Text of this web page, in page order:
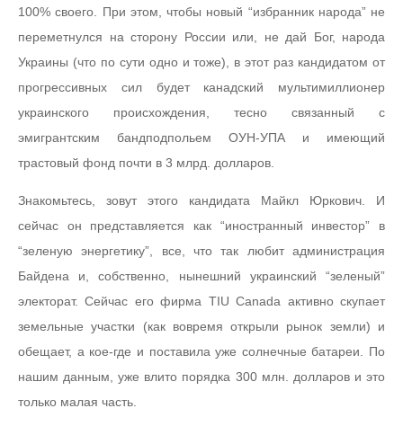
100% своего. При этом, чтобы новый “избранник народа” не
переметнулся на сторону России или, не дай Бог, народа
Украины (что по сути одно и тоже), в этот раз кандидатом от
прогрессивных сил будет канадский мультимиллионер
украинского происхождения, тесно связанный с
эмигрантским бандподпольем ОУН-УПА и имеющий
трастовый фонд почти в 3 млрд. долларов.
Знакомьтесь, зовут этого кандидата Майкл Юркович. И
сейчас он представляется как “иностранный инвестор” в
“зеленую энергетику”, все, что так любит администрация
Байдена и, собственно, нынешний украинский “зеленый”
электорат. Сейчас его фирма TIU Canada активно скупает
земельные участки (как вовремя открыли рынок земли) и
обещает, а кое-где и поставила уже солнечные батареи. По
нашим данным, уже влито порядка 300 млн. долларов и это
только малая часть.